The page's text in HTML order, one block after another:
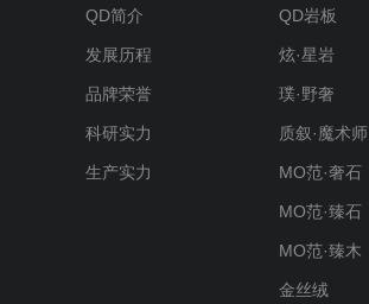
QD简介
发展历程
品牌荣誉
科研实力
生产实力
QD岩板
炫·星岩
璞·野奢
质叙·魔术师
MO范·奢石
MO范·臻石
MO范·臻木
金丝绒